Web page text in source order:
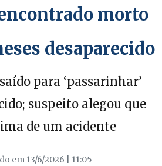
morto
desaparecido
para ‘passarinhar’
suspeito alegou que
de um acidente
em 13/6/2026 | 11:05